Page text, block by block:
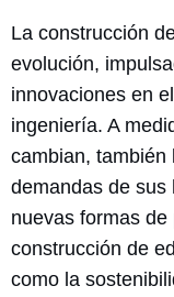
La construcción
evolución,
innovaciones en
ingeniería. A
cambian, también
demandas de sus
nuevas formas
construcción de
como la